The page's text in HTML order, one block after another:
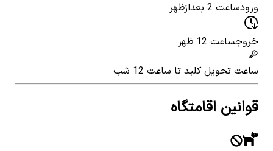
ورودساعت 2 بعدازظهر
خروجساعت 12 ظهر
ساعت تحویل کلید تا ساعت 12 شب
قوانین اقامتگاه